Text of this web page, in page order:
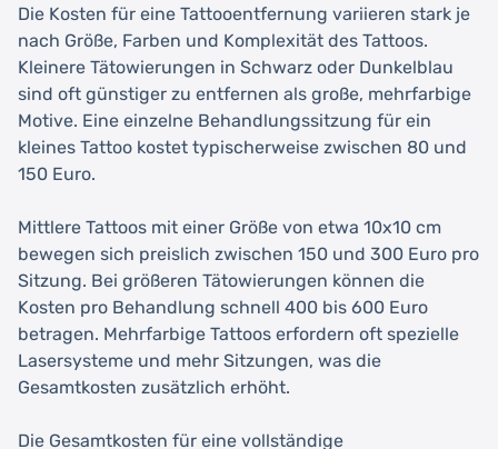
Die Kosten für eine Tattooentfernung variieren stark je
nach Größe, Farben und Komplexität des Tattoos.
Kleinere Tätowierungen in Schwarz oder Dunkelblau
sind oft günstiger zu entfernen als große, mehrfarbige
Motive. Eine einzelne Behandlungssitzung für ein
kleines Tattoo kostet typischerweise zwischen 80 und
150 Euro.
Mittlere Tattoos mit einer Größe von etwa 10x10 cm
bewegen sich preislich zwischen 150 und 300 Euro pro
Sitzung. Bei größeren Tätowierungen können die
Kosten pro Behandlung schnell 400 bis 600 Euro
betragen. Mehrfarbige Tattoos erfordern oft spezielle
Lasersysteme und mehr Sitzungen, was die
Gesamtkosten zusätzlich erhöht.
Die Gesamtkosten für eine vollständige